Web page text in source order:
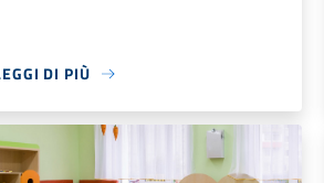
DI PIÙ